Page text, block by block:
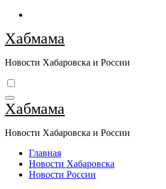
Перейти
содержимому
Хабмама
Новости Хабаровска и России
Хабмама
Новости Хабаровска и России
Главная
Новости Хабаровска
Новости России